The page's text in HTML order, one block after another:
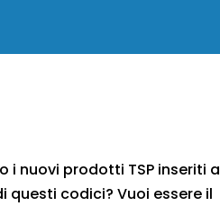
i nuovi prodotti TSP inseriti a
codici? Vuoi essere il